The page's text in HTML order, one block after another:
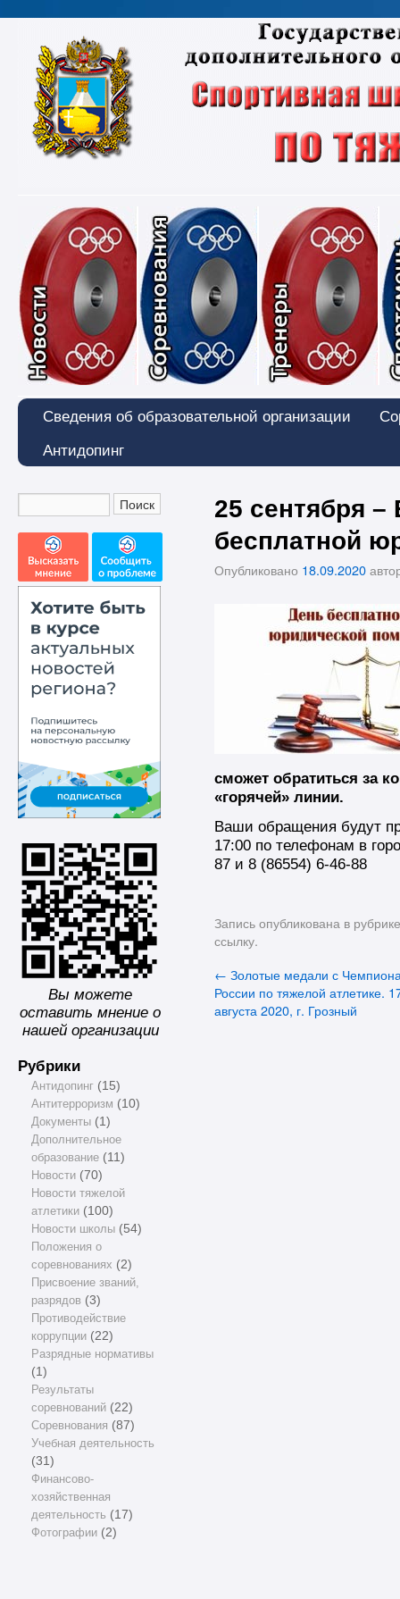
Новости Соревнования
Сведения об образовательной организации
Антидопинг
Вы можете
оставить мнение о
нашей организации
Рубрики
Антидопинг(15)
Антитерроризм (10)
Документы(1)
Дополнительное
образование(11)
Новости(70)
Новости тяжелой
атлетики(100)
Новости школы(54)
Положения о
соревнованиях (2)
Присвоение званий,
разрядов (3)
Противодействие
коррупции(22)
Разрядные нормативы
(1)
Результаты
соревнований(22)
Соревнования (87)
Учебная деятельность
(31)
Финансово-
хозяйственная
деятельность (17)
Фотографии(2)
25 сентября
бесплатной
Опубликовано 18.09.2020
сможет обратиться за
«горячей» линии.
Ваши обращения будут
17:00 по телефонам в
87 и 8 (86554) 6-46-88
Запись опубликована в
ссылку.
← Золотые медали с
России по тяжелой атлетике.
августа 2020, г. Грозный